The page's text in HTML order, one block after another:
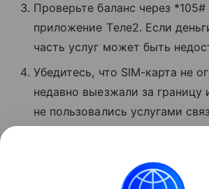
Проверьте баланс через *105#
приложение Tеле2. Если
часть услуг может быть
Убедитесь, что SIM-карта не
недавно выезжали за границу
не пользовались услугами
в поддержку по номеру 611 с